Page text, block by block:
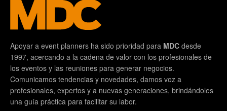
Apoyar a event planners ha sido prioridad para MDC desde
1997, acercando a la cadena de valor con los profesionales de
los eventos y las reuniones para generar negocios.
Comunicamos tendencias y novedades, damos voz a
profesionales, expertos y a nuevas generaciones, brindándoles
una guía práctica para facilitar su labor.